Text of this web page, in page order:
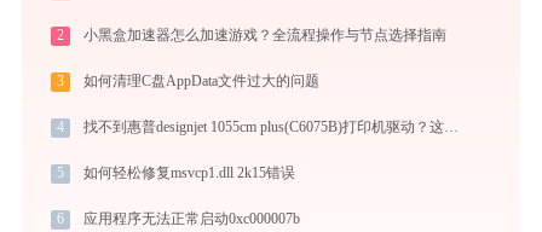
2 小黑盒加速器怎么加速游戏？全流程操作与节点选择指南
3 如何清理C盘AppData文件过大的问题
4 找不到惠普designjet 1055cm plus(C6075B)打印机驱动？这篇全面下载安装指南帮到你
5 如何轻松修复msvcp1.dll 2k15错误
6 应用程序无法正常启动0xc000007b